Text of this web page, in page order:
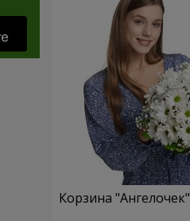
Корзина "Ангелочек"